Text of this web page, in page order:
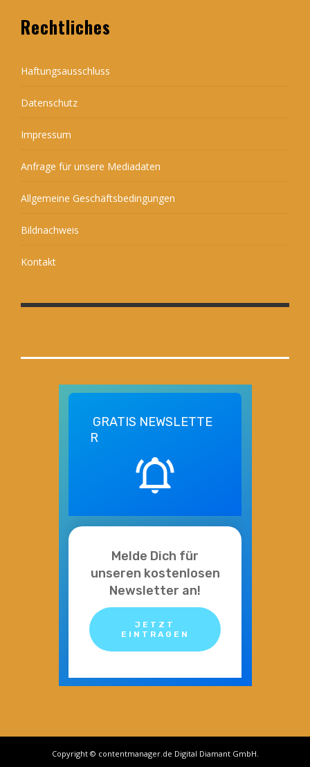
Rechtliches
Haftungsausschluss
Datenschutz
Impressum
Anfrage für unsere Mediadaten
Allgemeine Geschäftsbedingungen
Bildnachweis
Kontakt
GRATIS NEWSLETTE
R
Melde Dich für
unseren kostenlosen
Newsletter an!
JETZT
EINTRAGEN
Copyright © contentmanager.de Digital Diamant GmbH.